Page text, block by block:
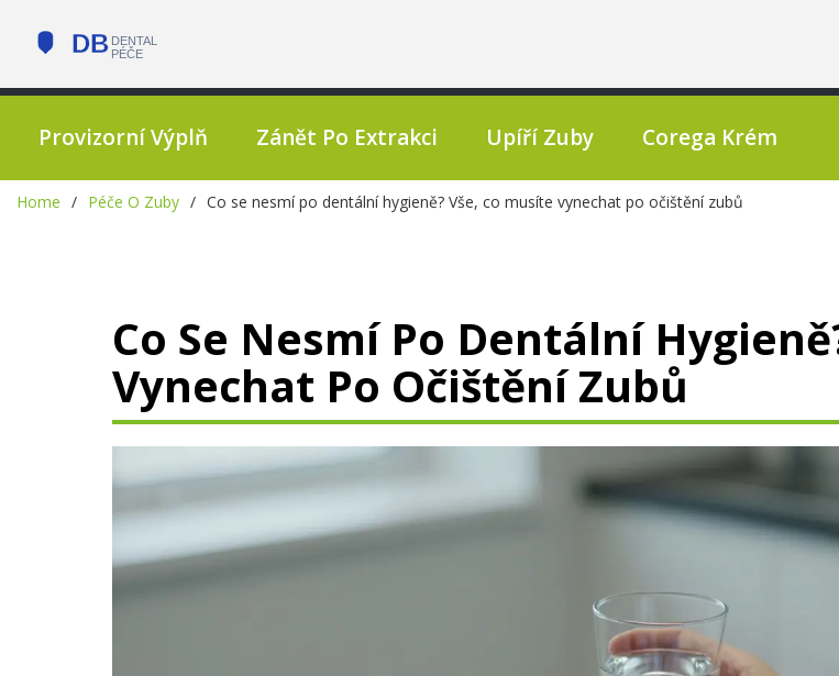
Provizorní Výplň Zánět Po Extrakci Upíří Zuby Corega Krém
Home Péče O Zuby Co se nesmí po dentální hygieně? Vše, co musíte vynechat po očištění zubů
Co Se Nesmí Po Dentální
Vynechat Po Očištění Zubů